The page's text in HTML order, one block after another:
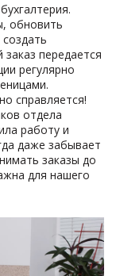
обновить
передается
регулярно
справляется!
отдела
работу и
даже забывает
заказы до
для нашего